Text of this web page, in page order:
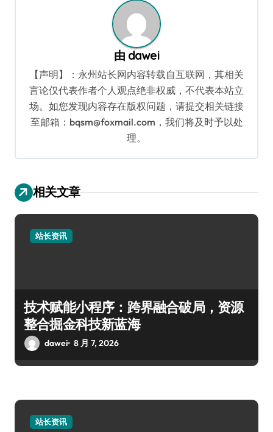
由 dawei
【声明】：永州站长网内容转载自互联网，其相关
言论仅代表作者个人观点绝非权威，不代表本站立
场。如您发现内容存在版权问题，请提交相关链接
至邮箱：bqsm@foxmail.com，我们将及时予以处
理。
相关文章
站长资讯
技术赋能小程序：跨界融合破局，资源
整合掘金科技新蓝海
dawei 8 月 7, 2026
站长资讯